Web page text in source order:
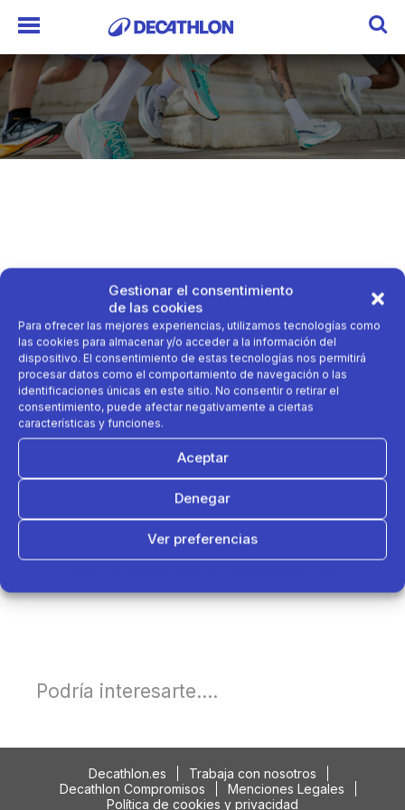
Gestionar el consentimiento
de las cookies
Para ofrecer las mejores experiencias, utilizamos tecnologías como
las cookies para almacenar y/o acceder a la información del
dispositivo. El consentimiento de estas tecnologías nos permitirá
procesar datos como el comportamiento de navegación o las
identificaciones únicas en este sitio. No consentir o retirar el
consentimiento, puede afectar negativamente a ciertas
características y funciones.
Aceptar
Denegar
Ver preferencias
Podría interesarte....
Decathlon.es
Trabaja con nosotros
Decathlon Compromisos
Menciones Legales
Política de cookies y privacidad